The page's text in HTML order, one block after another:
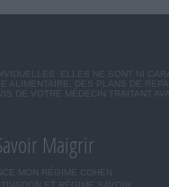
ELLES NE SONT NI
ALIMENTAIRE, DES PLANS DE
DE VOTRE MÉDECIN TRAITANT
Maigrir
MON RÉGIME COHEN
ET RÉGIME SAVOIR